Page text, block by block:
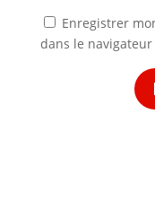
Enregistrer
dans le